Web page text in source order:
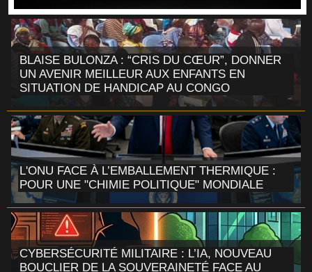
BLAISE BULONZA : “CRIS DU CŒUR”, DONNER
UN AVENIR MEILLEUR AUX ENFANTS EN
SITUATION DE HANDICAP AU CONGO
L'ONU FACE À L’EMBALLEMENT THERMIQUE :
POUR UNE "CHIMIE POLITIQUE" MONDIALE
CYBERSÉCURITÉ MILITAIRE : L’IA, NOUVEAU
BOUCLIER DE LA SOUVERAINETÉ FACE AU